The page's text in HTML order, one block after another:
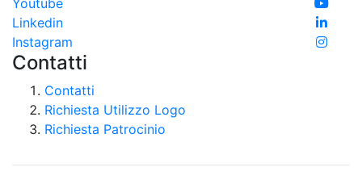
Linkedin
Instagram
Contatti
Contatti
Richiesta Utilizzo Logo
Richiesta Patrocinio